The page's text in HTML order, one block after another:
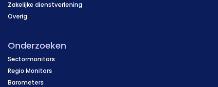
Zakelijke dienstverlening
Overig
Onderzoeken
Sectormonitors
Regio Monitors
Barometers